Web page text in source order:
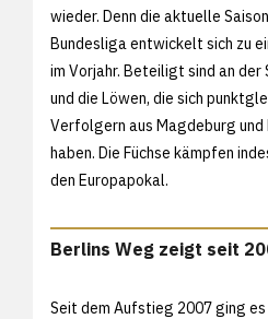
wieder. Denn die aktuelle
Bundesliga entwickelt sich zu
im Vorjahr. Beteiligt sind an
und die Löwen, die sich
Verfolgern aus Magdeburg
haben. Die Füchse kämpfen
den Europapokal.
Berlins Weg zeigt seit
Seit dem Aufstieg 2007 ging